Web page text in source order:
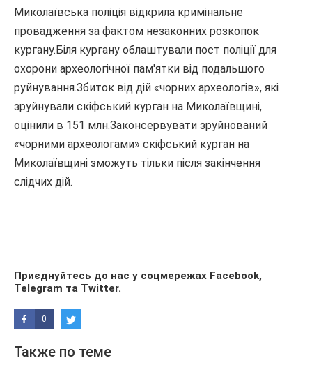
Миколаївська поліція відкрила кримінальне
провадження за фактом незаконних розкопок
кургану.Біля кургану облаштували пост поліції для
охорони археологічної пам'ятки від подальшого
руйнування.Збиток від дій «чорних археологів», які
зруйнували скіфський курган на Миколаївщині,
оцінили в 151 млн.Законсервувати зруйнований
«чорними археологами» скіфський курган на
Миколаївщині зможуть тільки після закінчення
слідчих дій.
Приєднуйтесь до нас у соцмережах Facebook,
Telegram та Twitter.
0
Также по теме